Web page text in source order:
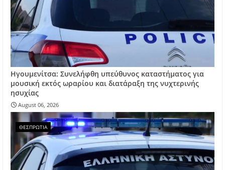
Ηγουμενίτσα: Συνελήφθη υπεύθυνος καταστήματος για
μουσική εκτός ωραρίου και διατάραξη της νυχτερινής
ησυχίας
August 06, 2026
ΘΕΣΠΡΩΤΙΑ